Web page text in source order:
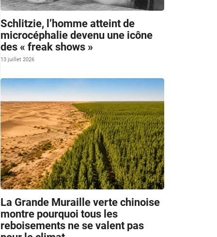
Schlitzie, l’homme atteint de
microcéphalie devenu une icône
des « freak shows »
13 juillet 2026
La Grande Muraille verte chinoise
montre pourquoi tous les
reboisements ne se valent pas